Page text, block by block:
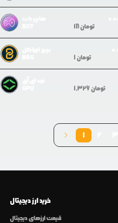
تومان18
تومان1
تومان1,326
1
خرید ارز دیجیتال
قیمت ارزهای دیجیتال